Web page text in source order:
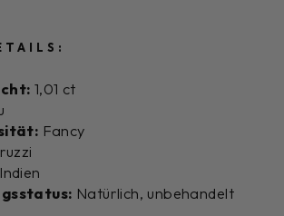
1,01 ct
Fancy
Indien
Natürlich, unbehandelt